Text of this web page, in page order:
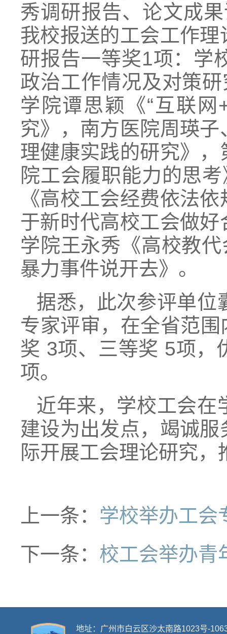
秀调研报告、论文成
我校报送的工会工作
研报告一等奖1项：学
政治工作情况及对策
学院谭思颖《“互联
究》，南方医院周瑛
理健康实践的研究》
院工会履职能力的思
《高校工会经费依法
于新时代高校工会做
学院王永秀《高校教
暴力事件说开去》。
据悉，此次参评单位
专家评审，在全省范
奖 3项、三等奖 5项，
项。
近年来，学校工会在
建设为出发点，竭诚
际开展工会理论研究
上一条： 学校举办工会
下一条： 校工会举办青
地址：广州市白云区沙太南路1023号-